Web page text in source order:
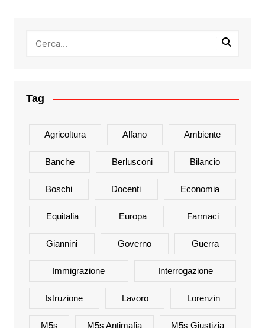
Tag
Agricoltura Alfano Ambiente
Banche Berlusconi Bilancio
Boschi Docenti Economia
Equitalia Europa Farmaci
Giannini Governo Guerra
Immigrazione Interrogazione
Istruzione Lavoro Lorenzin
M5s M5s Antimafia M5s Giustizia